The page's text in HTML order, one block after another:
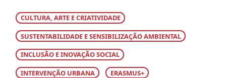
CULTURA, ARTE E CRIATIVIDADE
SUSTENTABILIDADE E SENSIBILIZAÇÃO AMBIENTAL
INCLUSÃO E INOVAÇÃO SOCIAL
INTERVENÇÃO URBANA ERASMUS+